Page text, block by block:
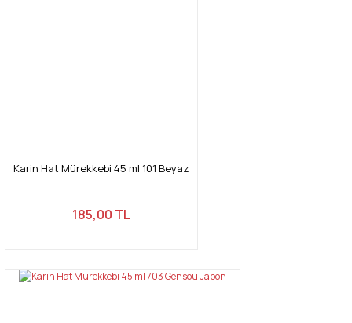
Karin Hat Mürekkebi 45 ml 101 Beyaz
185,00 TL